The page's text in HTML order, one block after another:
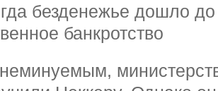
безденежье дошло
банкротство